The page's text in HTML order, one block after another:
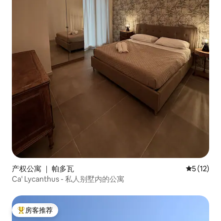
产权公寓 ｜ 帕多瓦 平均评分
5 (12)
Ca' Lycanthus - 私人别墅内的公寓
热门「房客推荐」
房客推荐